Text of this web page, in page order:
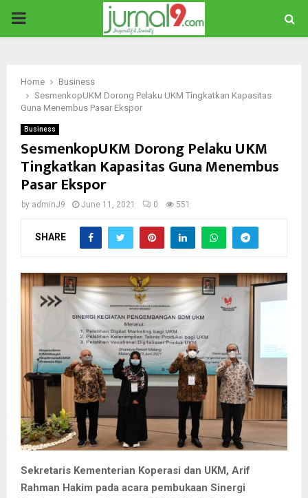
PRIMARY
Home
Business
SesmenkopUKM Dorong Pelaku UKM Tingkatkan Kapasitas
Guna Menembus Pasar Ekspor
Business
SesmenkopUKM Dorong Pelaku UKM
Tingkatkan Kapasitas Guna Menembus
Pasar Ekspor
by adminJ9 June 11, 2021 0 551
SHARE
Sekretaris Kementerian Koperasi dan UKM, Arif
Rahman Hakim pada acara pembukaan Sinergi